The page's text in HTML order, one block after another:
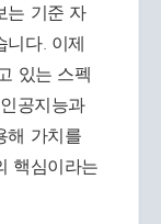
는 기준 자
니다. 이제
있는 스펙
공지능과
해 가치를
핵심이라는